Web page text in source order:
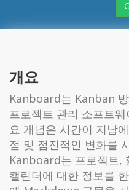
개요
Kanboard는 Kanban
프로젝트 관리 소프트
요 개념은 시간이 지남
점 및 점진적인 변화를
Kanboard는 프로젝트,
캘린더에 대한 정보를